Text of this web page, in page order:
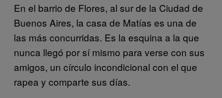
En el barrio de Flores, al sur de la Ciudad de
Buenos Aires, la casa de Matías es una de
las más concurridas. Es la esquina a la que
nunca llegó por sí mismo para verse con sus
amigos, un círculo incondicional con el que
rapea y comparte sus días.